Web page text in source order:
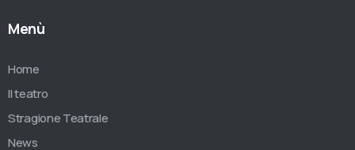
Menù
Home
Il teatro
Stragione Teatrale
News